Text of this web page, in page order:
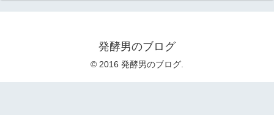
発酵男のブログ
© 2016 発酵男のブログ.